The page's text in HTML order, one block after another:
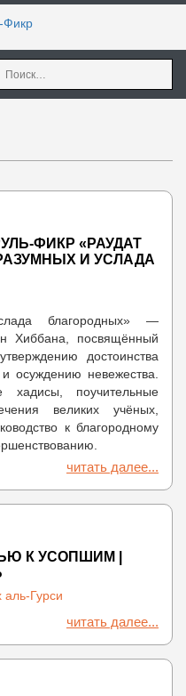
Найти:
ФИКР «РАУДАТ
И УСЛАДА
благородных» —
Хиббана, посвящённый
достоинства
осуждению невежества.
хадисы, поучительные
великих учёных,
к благородному
читать далее...
К УСОПШИМ |
Гурси
читать далее...